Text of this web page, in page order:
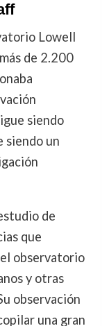
Lowell
de 2.200
siendo
siendo un
de
que
observatorio
y otras
observación
una gran